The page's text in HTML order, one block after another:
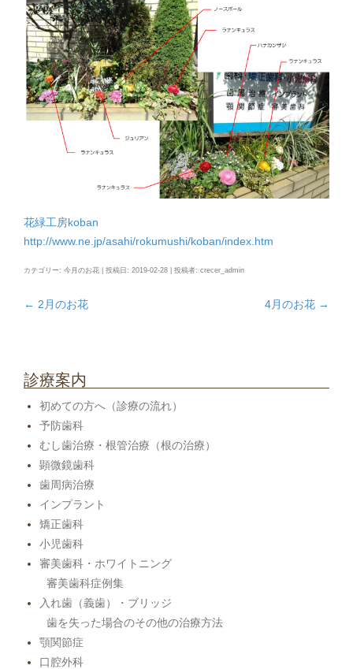
花緑工房koban
http://www.ne.jp/asahi/rokumushi/koban/index.htm
カテゴリー: 今月のお花 | 投稿日: 2019-02-28 投稿者: crecer_admin
ビ
ゲ
ー
シ
ョ
ン
← 2月のお花 4月のお花 →
診療案内
初めての方へ（診療の流れ）
予防歯科
むし歯治療・根管治療（根の治療）
顕微鏡歯科
歯周病治療
インプラント
矯正歯科
小児歯科
審美歯科・ホワイトニング
審美歯科症例集
入れ歯（義歯）・ブリッジ
歯を失った場合のその他の治療方法
顎関節症
口腔外科